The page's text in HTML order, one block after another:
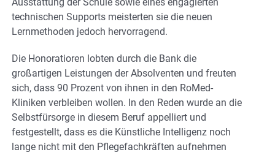
Ausstattung der Schule sowie eines engagierten
technischen Supports meisterten sie die neuen
Lernmethoden jedoch hervorragend.
Die Honoratioren lobten durch die Bank die
großartigen Leistungen der Absolventen und freuten
sich, dass 90 Prozent von ihnen in den RoMed-
Kliniken verbleiben wollen. In den Reden wurde an die
Selbstfürsorge in diesem Beruf appelliert und
festgestellt, dass es die Künstliche Intelligenz noch
lange nicht mit den Pflegefachkräften aufnehmen